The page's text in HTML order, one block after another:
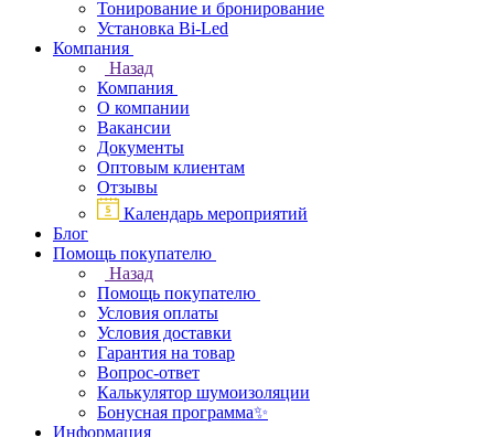
Тонирование и бронирование
Установка Bi-Led
Компания
Назад
Компания
О компании
Вакансии
Документы
Оптовым клиентам
Отзывы
Календарь мероприятий
Блог
Помощь покупателю
Назад
Помощь покупателю
Условия оплаты
Условия доставки
Гарантия на товар
Вопрос-ответ
Калькулятор шумоизоляции
Бонусная программа✨
Информация